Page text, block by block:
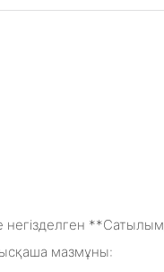
негізделген
мазмұны: